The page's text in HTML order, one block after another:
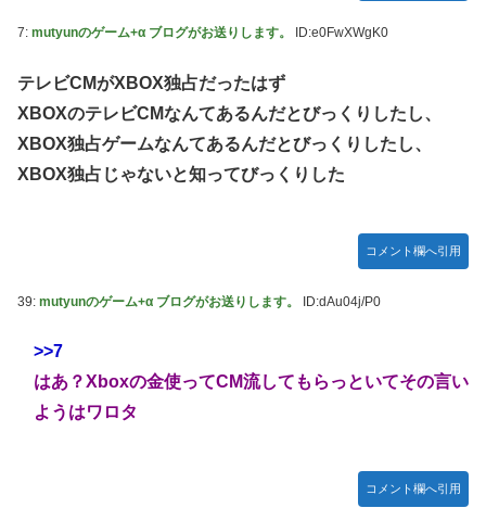
｢乃木坂あそぶだけ 1万円で遊ぼう！｣ 後編公開！！！【乃木
坂46】
【悲報】アイドルが歌下手な理由
【海外の反応】海外「日本資本が入った瞬間、魔法がかかっ
10/29の｢MTV VMAJ 2026｣に出演決定！！！【乃木坂46】
青葉坂46、まもなく正式発表か
め【リアル調】 Part 3
7: mutyunのゲーム+α ブログがお送りします。 ID:e0FwXWgK0
テレビCMがXBOX独占だったはず
XBOXのテレビCMなんてあるんだとびっくりしたし、
XBOX独占ゲームなんてあるんだとびっくりしたし、
XBOX独占じゃないと知ってびっくりした
コメント欄へ引用
39: mutyunのゲーム+α ブログがお送りします。 ID:dAu04j/P0
>>7
はあ？Xboxの金使ってCM流してもらっといてその言い
ようはワロタ
コメント欄へ引用